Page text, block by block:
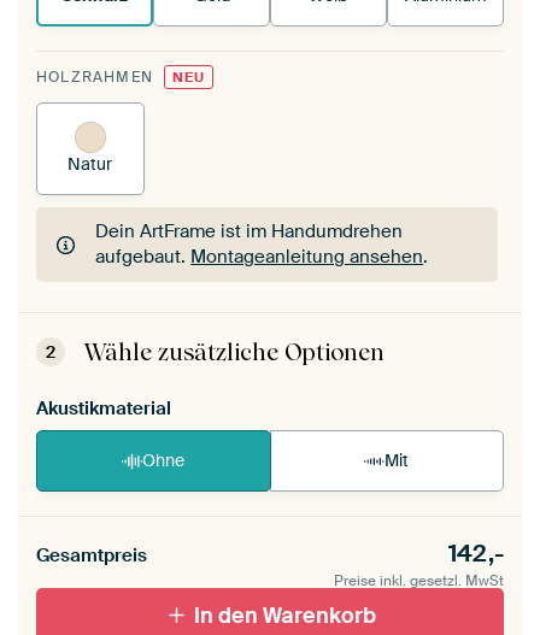
HOLZRAHMEN NEU
Natur
Dein ArtFrame ist im Handumdrehen
aufgebaut. Montageanleitung ansehen.
Dein ArtFrame ist im Handumdrehen
aufgebaut.Montageanleitung ansehen
2 Wähle zusätzliche Optionen
Akustikmaterial
Ohne Mit
Gesamtpreis 142,-
Preise inkl. gesetzl. MwSt
In den Warenkorb